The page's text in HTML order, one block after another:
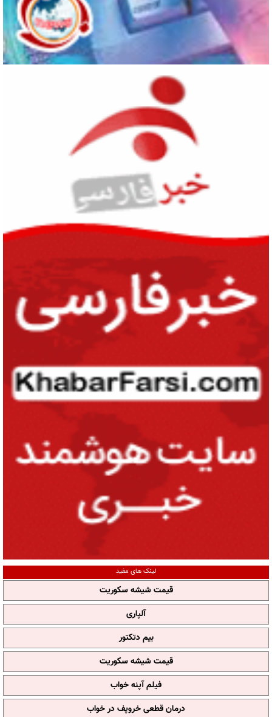
لینک های مفید
قیمت شیشه سکوریت
آلپاری
بیم دتکتور
قیمت شیشه سکوریت
فیلم آپنه خواب
درمان قطعی خروپف در خواب